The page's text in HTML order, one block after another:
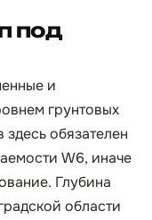
под
и
грунтовых
обязателен
W6, иначе
Глубина
области